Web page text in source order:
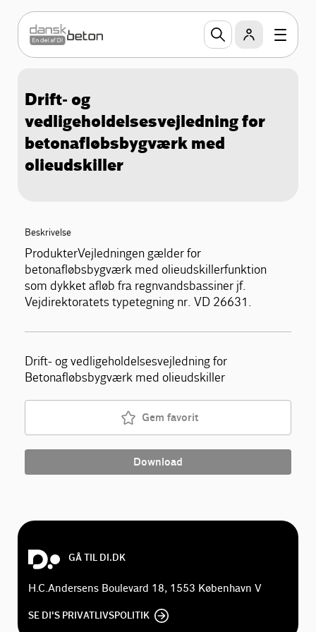
Drift- og
vedligeholdelsesvejledning for
betonafløbsbygværk med
olieudskiller
Beskrivelse
ProdukterVejledningen gælder for
betonafløbsbygværk med olieudskillerfunktion
som dykket afløb fra regnvandsbassiner jf.
Vejdirektoratets typetegning nr. VD 26631.
Drift- og vedligeholdelsesvejledning for
Betonafløbsbygværk med olieudskiller
Gem favorit
Download
GÅ TIL DI.DK
H.C.Andersens Boulevard 18, 1553 København V
SE DI'S PRIVATLIVSPOLITIK